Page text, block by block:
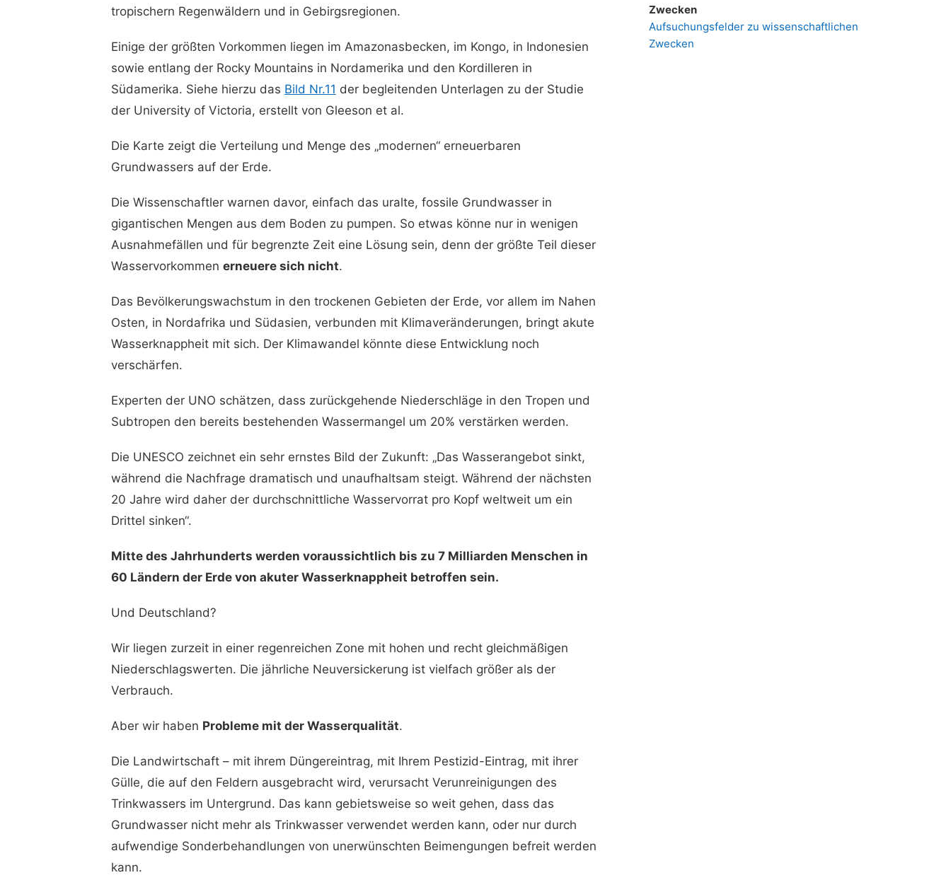
tropischern Regenwäldern und in Gebirgsregionen.
Einige der größten Vorkommen liegen im Amazonasbecken, im Kongo, in Indonesien
sowie entlang der Rocky Mountains in Nordamerika und den Kordilleren in
Südamerika. Siehe hierzu das Bild Nr.11 der begleitenden Unterlagen zu der Studie
der University of Victoria, erstellt von Gleeson et al.
Die Karte zeigt die Verteilung und Menge des „modernen“ erneuerbaren
Grundwassers auf der Erde.
Die Wissenschaftler warnen davor, einfach das uralte, fossile Grundwasser in
gigantischen Mengen aus dem Boden zu pumpen. So etwas könne nur in wenigen
Ausnahmefällen und für begrenzte Zeit eine Lösung sein, denn der größte Teil dieser
Wasservorkommen erneuere sich nicht.
Das Bevölkerungswachstum in den trockenen Gebieten der Erde, vor allem im Nahen
Osten, in Nordafrika und Südasien, verbunden mit Klimaveränderungen, bringt akute
Wasserknappheit mit sich. Der Klimawandel könnte diese Entwicklung noch
verschärfen.
Experten der UNO schätzen, dass zurückgehende Niederschläge in den Tropen und
Subtropen den bereits bestehenden Wassermangel um 20% verstärken werden.
Die UNESCO zeichnet ein sehr ernstes Bild der Zukunft: „Das Wasserangebot sinkt,
während die Nachfrage dramatisch und unaufhaltsam steigt. Während der nächsten
20 Jahre wird daher der durchschnittliche Wasservorrat pro Kopf weltweit um ein
Drittel sinken“.
Mitte des Jahrhunderts werden voraussichtlich bis zu 7 Milliarden Menschen in
60 Ländern der Erde von akuter Wasserknappheit betroffen sein.
Und Deutschland?
Wir liegen zurzeit in einer regenreichen Zone mit hohen und recht gleichmäßigen
Niederschlagswerten. Die jährliche Neuversickerung ist vielfach größer als der
Verbrauch.
Aber wir haben Probleme mit der Wasserqualität.
Die Landwirtschaft – mit ihrem Düngereintrag, mit Ihrem Pestizid-Eintrag, mit ihrer
Gülle, die auf den Feldern ausgebracht wird, verursacht Verunreinigungen des
Trinkwassers im Untergrund. Das kann gebietsweise so weit gehen, dass das
Grundwasser nicht mehr als Trinkwasser verwendet werden kann, oder nur durch
aufwendige Sonderbehandlungen von unerwünschten Beimengungen befreit werden
kann.
Zwecken
Aufsuchungsfelder zu wissenschaftlichen
Zwecken